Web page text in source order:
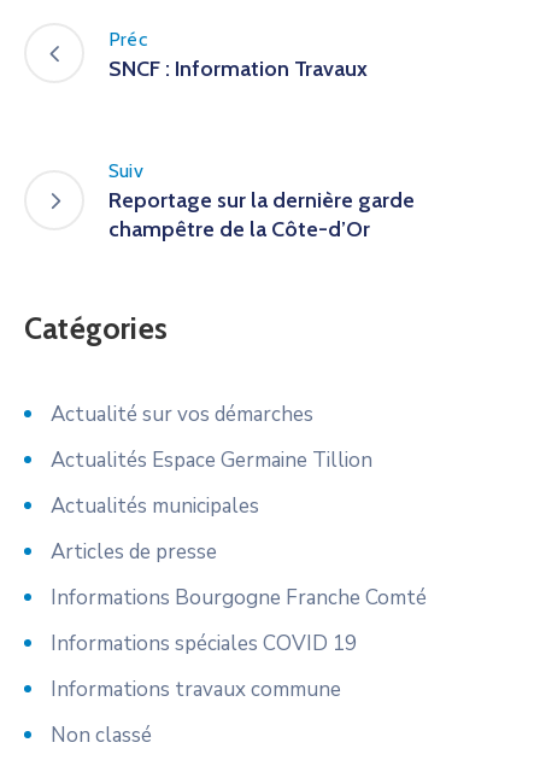
Préc
SNCF : Information Travaux
Suiv
Reportage sur la dernière garde
champêtre de la Côte-d’Or
Catégories
Actualité sur vos démarches
Actualités Espace Germaine Tillion
Actualités municipales
Articles de presse
Informations Bourgogne Franche Comté
Informations spéciales COVID 19
Informations travaux commune
Non classé